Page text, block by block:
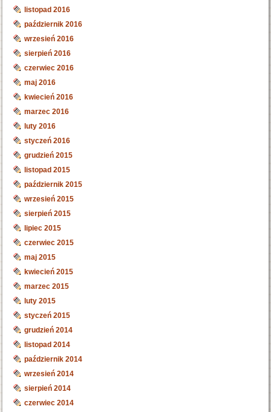
listopad 2016
październik 2016
wrzesień 2016
sierpień 2016
czerwiec 2016
maj 2016
kwiecień 2016
marzec 2016
luty 2016
styczeń 2016
grudzień 2015
listopad 2015
październik 2015
wrzesień 2015
sierpień 2015
lipiec 2015
czerwiec 2015
maj 2015
kwiecień 2015
marzec 2015
luty 2015
styczeń 2015
grudzień 2014
listopad 2014
październik 2014
wrzesień 2014
sierpień 2014
czerwiec 2014